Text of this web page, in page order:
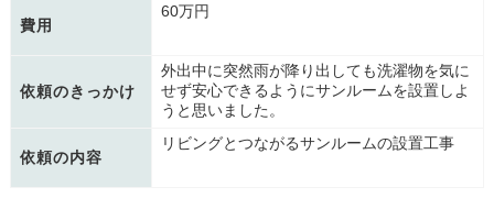
費用
60万円
依頼のきっかけ
外出中に突然雨が降り出しても洗濯物を気に
せず安心できるようにサンルームを設置しよ
うと思いました。
依頼の内容
リビングとつながるサンルームの設置工事